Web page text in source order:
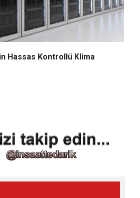
Hassas Kontrollü Klima